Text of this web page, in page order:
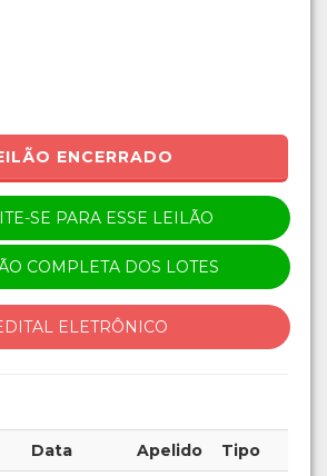
ENCERRADO
SE PARA ESSE LEILÃO
COMPLETA DOS LOTES
ELETRÔNICO
Data Apelido Tipo